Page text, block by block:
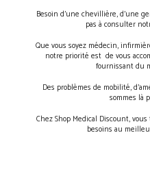
Besoin d’une chevillière, d’une
pas à consulter
Que vous soyez médecin,
notre priorité est de vous
fournissant du
Des problèmes de mobilité,
sommes là
Chez Shop Medical Discount,
besoins au